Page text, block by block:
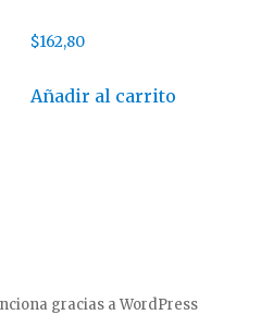
$162,80
Añadir al carrito
gracias a WordPress